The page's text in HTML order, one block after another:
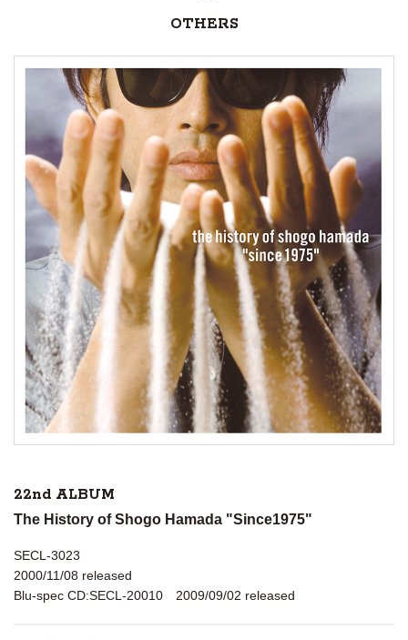
CONTACT US
OTHERS
22nd ALBUM
The History of Shogo Hamada "Since1975"
SECL-3023
2000/11/08 released
Blu-spec CD:SECL-20010 2009/09/02 released